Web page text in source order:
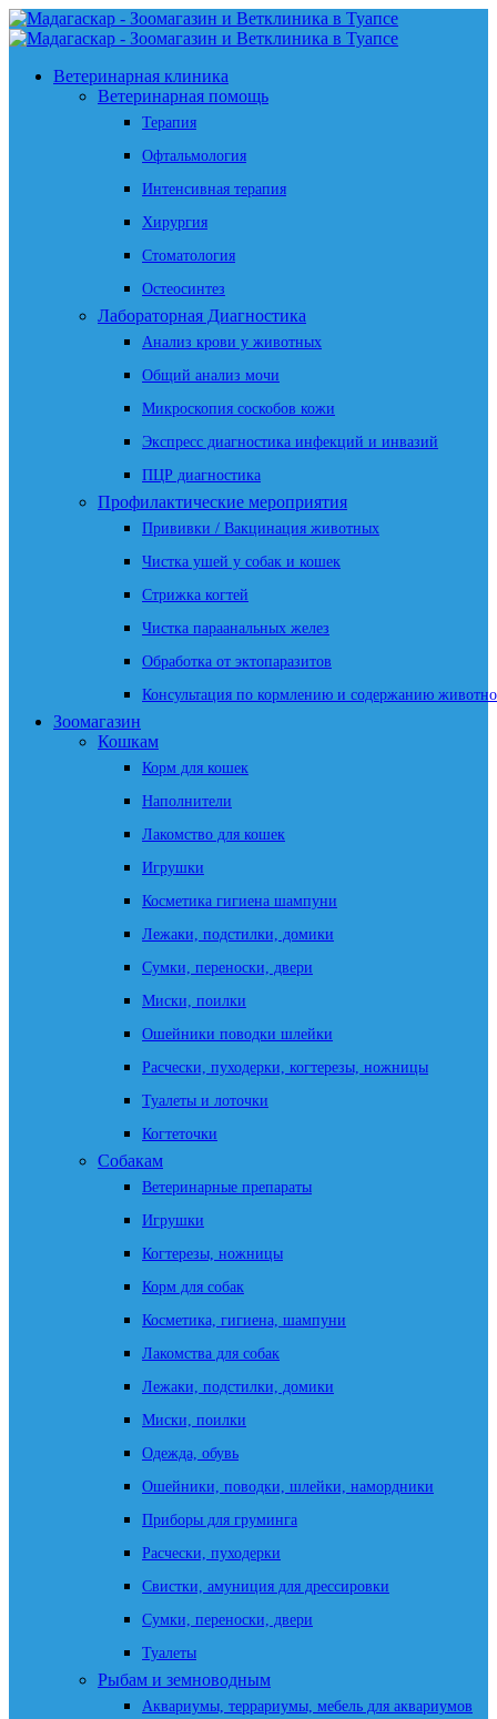
Ветеринарная клиника
Ветеринарная помощь
Терапия
Офтальмология
Интенсивная терапия
Хирургия
Стоматология
Остеосинтез
Лабораторная Диагностика
Анализ крови у животных
Общий анализ мочи
Микроскопия соскобов кожи
Экспресс диагностика инфекций и инвазий
ПЦР диагностика
Профилактические мероприятия
Прививки / Вакцинация животных
Чистка ушей у собак и кошек
Стрижка когтей
Чистка параанальных желез
Обработка от эктопаразитов
Консультация по кормлению и содержанию
Зоомагазин
Кошкам
Корм для кошек
Наполнители
Лакомство для кошек
Игрушки
Косметика гигиена шампуни
Лежаки, подстилки, домики
Сумки, переноски, двери
Миски, поилки
Ошейники поводки шлейки
Расчески, пуходерки, когтерезы, ножницы
Туалеты и лоточки
Когтеточки
Собакам
Ветеринарные препараты
Игрушки
Когтерезы, ножницы
Корм для собак
Косметика, гигиена, шампуни
Лакомства для собак
Лежаки, подстилки, домики
Миски, поилки
Одежда, обувь
Ошейники, поводки, шлейки, намордники
Приборы для груминга
Расчески, пуходерки
Свистки, амуниция для дрессировки
Сумки, переноски, двери
Туалеты
Рыбам и земноводным
Аквариумы, террариумы, мебель для аквариумов